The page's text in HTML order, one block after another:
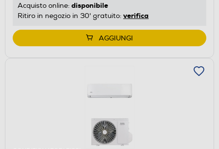
Acquisto online: disponibile
Ritiro in negozio in 30' gratuito: verifica
AGGIUNGI